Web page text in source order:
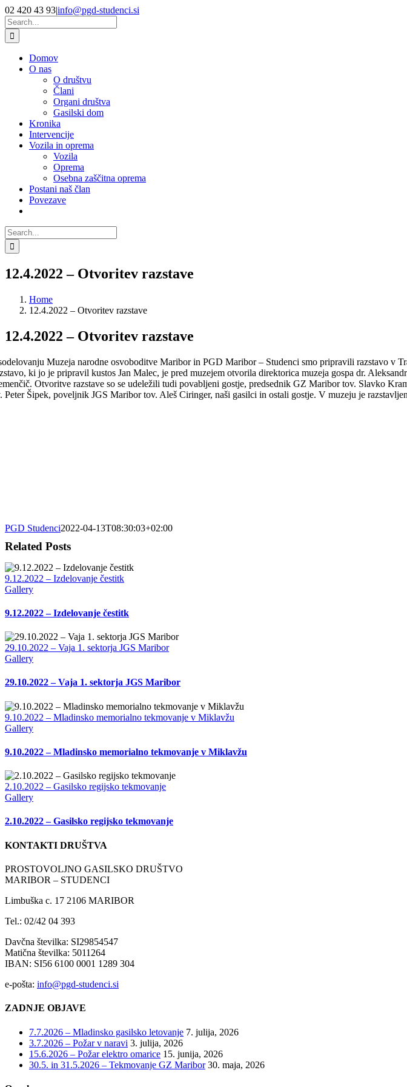
Skip
to
content
Facebook
YouTube
02 420 43 93|info@pgd-studenci.si
Search
for:
Domov
O nas
O društvu
Člani
Organi društva
Gasilski dom
Kronika
Intervencije
Vozila in oprema
Vozila
Oprema
Osebna zaščitna oprema
Postani naš član
Povezave
Search
for:
12.4.2022 – Otvoritev razstave
Home
12.4.2022 – Otvoritev razstave
12.4.2022 – Otvoritev razstave
Muzeja narodne osvoboditve Maribor in PGD Maribor – Studenci smo pripravili razstavo v
ki jo je pripravil kustos Jan Malec, je pred muzejem otvorila direktorica muzeja gospa dr.
Otvoritve razstave so se udeležili tudi povabljeni gostje, predsednik GZ Maribor tov. Slavko
Peter Šipek, poveljnik JGS Maribor tov. Aleš Ciringer, naši gasilci in ostali gostje. V muzeju je
PGD Studenci2022-04-13T08:30:03+02:00
Related Posts
9.12.2022 – Izdelovanje čestitk
Gallery
9.12.2022 – Izdelovanje čestitk
29.10.2022 – Vaja 1. sektorja JGS Maribor
Gallery
29.10.2022 – Vaja 1. sektorja JGS Maribor
9.10.2022 – Mladinsko memorialno tekmovanje v Miklavžu
Gallery
9.10.2022 – Mladinsko memorialno tekmovanje v Miklavžu
2.10.2022 – Gasilsko regijsko tekmovanje
Gallery
2.10.2022 – Gasilsko regijsko tekmovanje
KONTAKTI DRUŠTVA
PROSTOVOLJNO GASILSKO DRUŠTVO
MARIBOR – STUDENCI
Limbuška c. 17 2106 MARIBOR
Tel.: 02/42 04 393
Davčna številka: SI29854547
Matična številka: 5011264
IBAN: SI56 6100 0001 1289 304
e-pošta: info@pgd-studenci.si
ZADNJE OBJAVE
7.7.2026 – Mladinsko gasilsko letovanje 7. julija, 2026
3.7.2026 – Požar v naravi 3. julija, 2026
15.6.2026 – Požar elektro omarice 15. junija, 2026
30.5. in 31.5.2026 – Tekmovanje GZ Maribor 30. maja, 2026